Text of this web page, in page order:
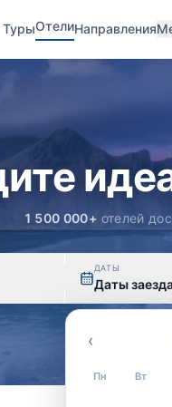
ТурыОтелиНаправления
1 500 000+ отелей
ДАТЫ
Даты
‹
Пн Вт